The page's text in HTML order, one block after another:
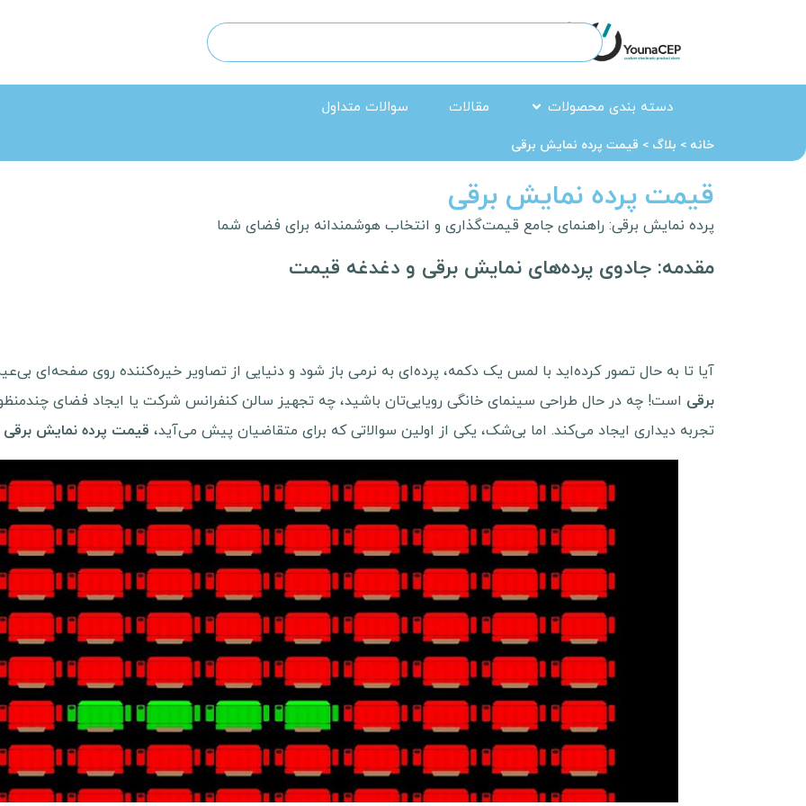
دسته بندی محصولات مقالات سوالات متداول
خانه > بلاگ > قیمت پرده نمایش برقی
قیمت پرده نمایش برقی
پرده نمایش برقی: راهنمای جامع قیمت‌گذاری و انتخاب هوشمندانه برای فضای شما
مقدمه: جادوی پرده‌های نمایش برقی و دغدغه قیمت
آیا تا به حال تصور کرده‌اید با لمس یک دکمه، پرده‌ای به نرمی باز شود و دنیایی از تصاویر خیره‌کننده روی صفحه‌ای
برقی است! چه در حال طراحی سینمای خانگی رویایی‌تان باشید، چه تجهیز سالن کنفرانس شرکت یا ایجاد فضای
تجربه دیداری ایجاد می‌کند. اما بی‌شک، یکی از اولین سوالاتی که برای متقاضیان پیش می‌آید، قیمت پرده نمایش برقی